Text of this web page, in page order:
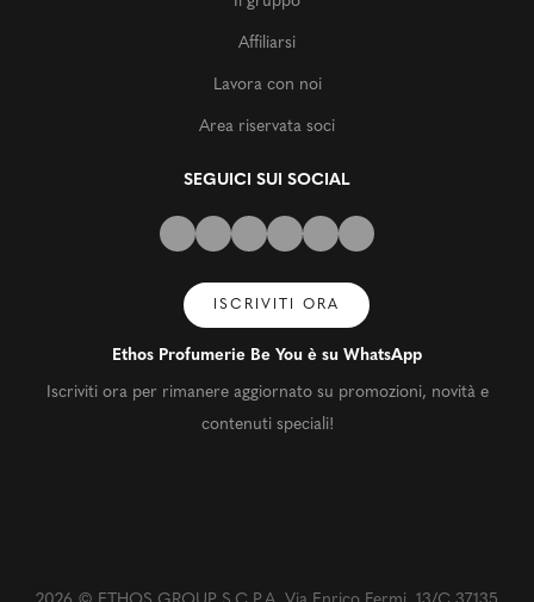
Affiliarsi
Lavora con noi
Area riservata soci
SEGUICI SUI SOCIAL
ISCRIVITI ORA
Ethos Profumerie Be You è su WhatsApp
Iscriviti ora per rimanere aggiornato su promozioni, novità e
contenuti speciali!